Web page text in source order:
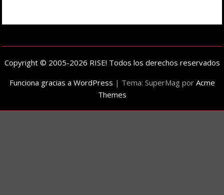
Copyright © 2005-2026 RISE! Todos los derechos reservados
Funciona gracias a WordPress | Tema: SuperMag por Acme
Themes